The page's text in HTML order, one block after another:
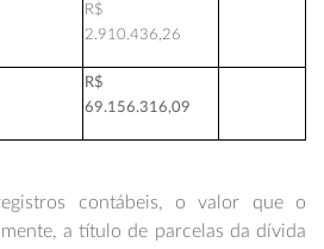
R$
2.910.436,26
R$
69.156.316,09
contábeis, o valor que o
a título de parcelas da dívida